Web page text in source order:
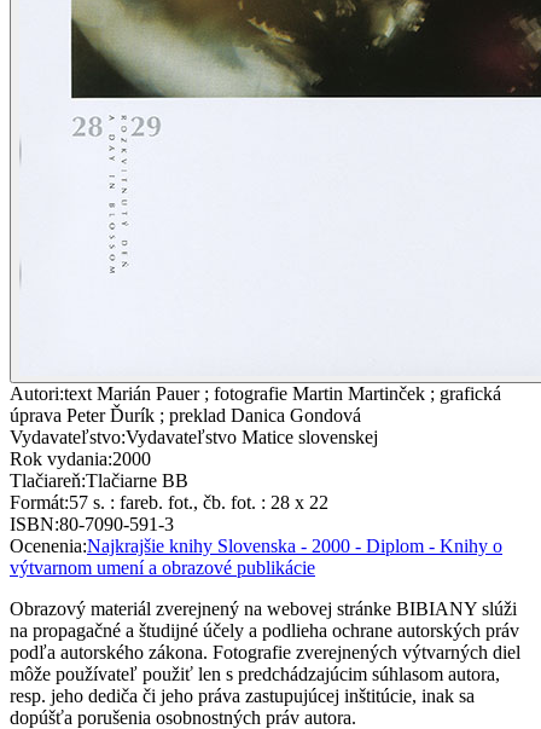
Autori:text Marián Pauer ; fotografie Martin Martinček ; grafická
úprava Peter Ďurík ; preklad Danica Gondová
Vydavateľstvo:Vydavateľstvo Matice slovenskej
Rok vydania:2000
Tlačiareň:Tlačiarne BB
Formát:57 s. : fareb. fot., čb. fot. : 28 x 22
ISBN:80-7090-591-3
Ocenenia:Najkrajšie knihy Slovenska - 2000 - Diplom - Knihy o
výtvarnom umení a obrazové publikácie
Obrazový materiál zverejnený na webovej stránke BIBIANY slúži
na propagačné a študijné účely a podlieha ochrane autorských práv
podľa autorského zákona. Fotografie zverejnených výtvarných diel
môže používateľ použiť len s predchádzajúcim súhlasom autora,
resp. jeho dediča či jeho práva zastupujúcej inštitúcie, inak sa
dopúšťa porušenia osobnostných práv autora.